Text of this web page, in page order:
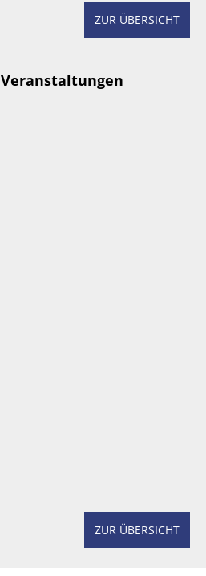
ZUR ÜBERSICHT
Veranstaltungen
ZUR ÜBERSICHT